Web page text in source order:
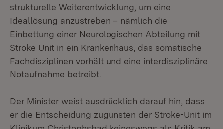
strukturelle Weiterentwicklung, um eine
Ideallösung anzustreben – nämlich die
Einbettung einer Neurologischen Abteilung mit
Stroke Unit in ein Krankenhaus, das somatische
Fachdisziplinen vorhält und eine interdisziplinäre
Notaufnahme betreibt.
Der Minister weist ausdrücklich darauf hin, dass
er die Entscheidung zugunsten der Stroke-Unit im